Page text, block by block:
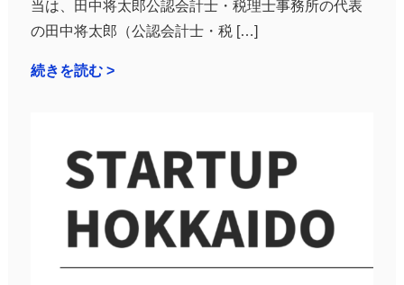
当は、田中将太郎公認会計士・税理士事務所の代表
の田中将太郎（公認会計士・税 […]
続きを読む >